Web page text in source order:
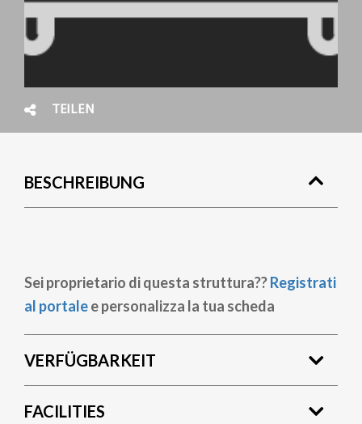
TEILEN
BESCHREIBUNG
Sei proprietario di questa struttura??Registrati
al portalee personalizza la tua scheda
VERFÜGBARKEIT
FACILITIES